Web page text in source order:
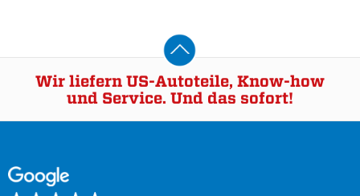
Wir liefern US-Autoteile, Know-how
und Service. Und das sofort!